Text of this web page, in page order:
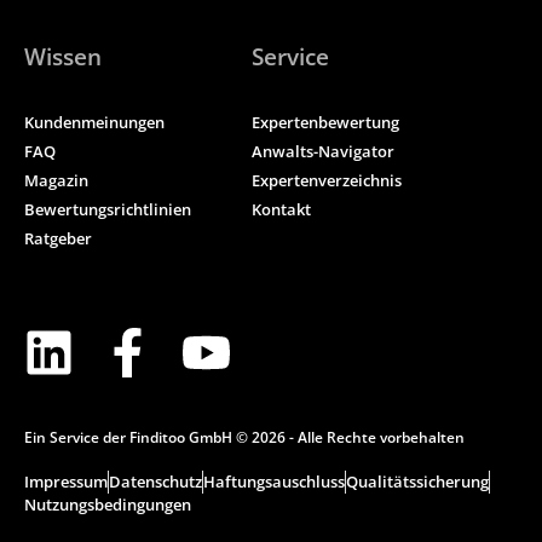
Verfügung.
Ich freue mich auf Ihre Kontaktaufnahme.
Wissen
Kundenmeinungen
FAQ
Magazin
Bewertungsrichtlinien
Ratgeber
Service
Expertenbewertung
Anwalts-Navigator
Expertenverzeichnis
Kontakt
Ein Service der Finditoo GmbH © 2026 - Alle Rechte vorbehalten
ImpressumDatenschutzHaftungsauschlussQualitätssicherung
Nutzungsbedingungen